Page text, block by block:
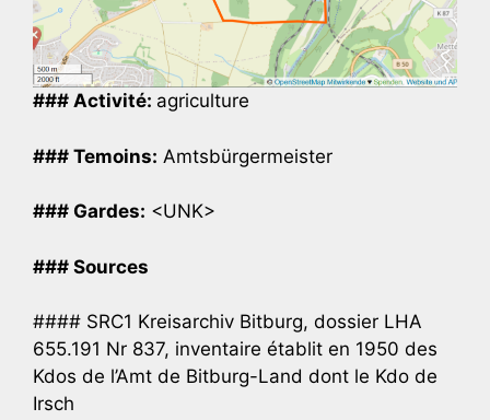
### Activité: agriculture
### Temoins: Amtsbürgermeister
### Gardes: <UNK>
### Sources
#### SRC1 Kreisarchiv Bitburg, dossier LHA
655.191 Nr 837, inventaire établit en 1950 des
Kdos de l’Amt de Bitburg-Land dont le Kdo de
Irsch